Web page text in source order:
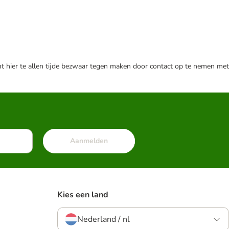
te allen tijde bezwaar tegen maken door contact op te nemen met
Aanmelden
Kies een land
Nederland / nl